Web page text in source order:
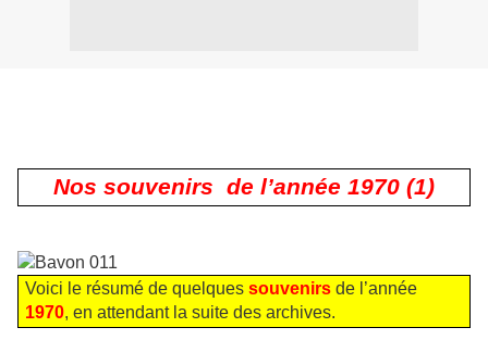
Nos souvenirs de l’année 1970 (1)
Voici le résumé de quelques souvenirsde l’année
1970, en attendant la suite des archives.